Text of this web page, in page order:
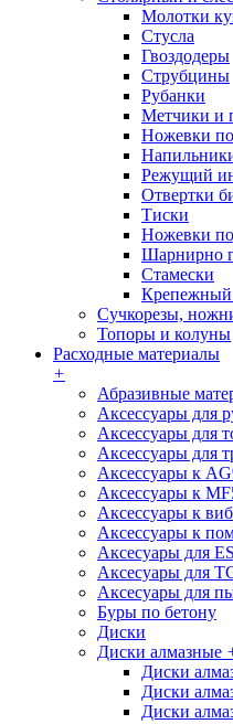
Молотки
Стусла
Гвоздодеры
Струбцины
Рубанки
Метчики и
Ножевки
Режущий
Отвертки
Тиски
Ножевки по
Шарнирно
Стамески
Крепежный
Сучкорезы,
Топоры и колуны
Расходные материалы
+
Абразивные
Аксессуары для
Аксессуары для
Аксессуары для
Аксессуары к
Аксессуары к
Аксессуары к
Аксессуары к
Аксесуары для
Аксесуары для
Аксесуары для
Буры по бетону
Диски
Диски алмазные
Диски
Диски
Диски